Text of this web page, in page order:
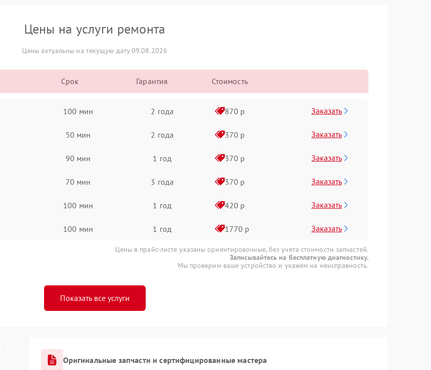
Цены на услуги ремонта
Цены актуальны на текущую дату 09.08.2026
Срок Гарантия Стоимость
100 мин 2 года 870 р Заказать
50 мин 2 года 370 р Заказать
90 мин 1 год 370 р Заказать
70 мин 3 года 370 р Заказать
100 мин 1 год 420 р Заказать
100 мин 1 год 1770 р Заказать
Цены в прайс-листе указаны ориентировочные, без учета стоимости запчастей.
Записывайтесь на бесплатную диагностику.
Мы проверим ваше устройство и укажем на неисправность.
Показать все услуги
Оригинальные запчасти и сертифицированные мастера